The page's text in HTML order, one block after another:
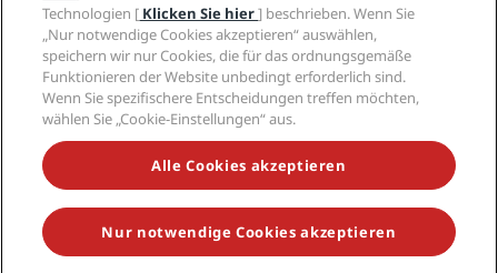
VERPASSEN SIE NIEMALS UNSERE BELIEBTESTEN
ANGEBOTE
© 2026 Radisson Hotel Group.Alle Rechte vorbehalten. RHG Radisson
Hotel Group, Radisson, Radisson RED, Radisson Blu, Radisson Collection,
Technologien [ Klicken Sie hier] beschrieben. Wenn Sie
„Nur notwendige Cookies akzeptieren“ auswählen,
speichern wir nur Cookies, die für das ordnungsgemäße
Funktionieren der Website unbedingt erforderlich sind.
Wenn Sie spezifischere Entscheidungen treffen möchten,
wählen Sie „Cookie-Einstellungen“ aus.
Alle Cookies akzeptieren
Nur notwendige Cookies akzeptieren